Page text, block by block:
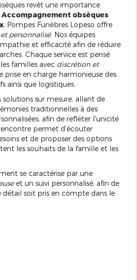
revêt une importance
Accompagnement obsèques
, Pompes Funèbres Lopeso offre
personnalisé. Nos équipes
et efficacité afin de réduire
Chaque service est pensé
familles avec discrétion et
prise en charge harmonieuse des
ainsi que logistiques.
solutions sur mesure, allant de
traditionnelles à des
afin de refléter l'unicité
permet d'écouter
et de proposer des options
les souhaits de la famille et les
se caractérise par une
et un suivi personnalisé, afin de
détail soit pris en compte dans le